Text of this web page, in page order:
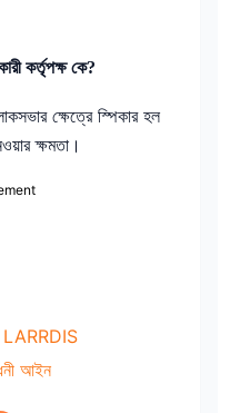
কর্তৃপক্ষ কে?
ক্ষেত্রে স্পিকার হল
ক্ষমতা।
LARRDIS
আইন